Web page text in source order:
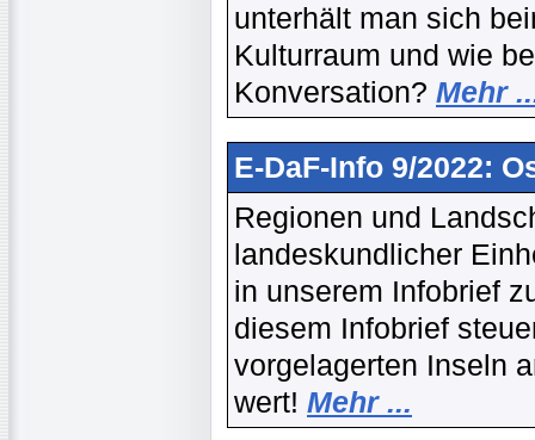
unterhält man sich
Kulturraum und wie
Konversation? Mehr
E-DaF-Info 9/2022:
Regionen und
landeskundlicher
in unserem Infobrief
diesem Infobrief
vorgelagerten Inseln
wert! Mehr ...